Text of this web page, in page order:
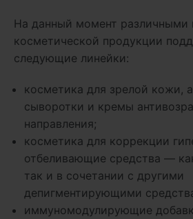
На данный момент различными
косметической продукции
следующие линейки:
косметика для зрелой кожи,
сыворотки и кремы
направления;
косметика для коррекции
отбеливающие средства —
так и в сочетании с другими
депигментирующими
иммуномодулирующие